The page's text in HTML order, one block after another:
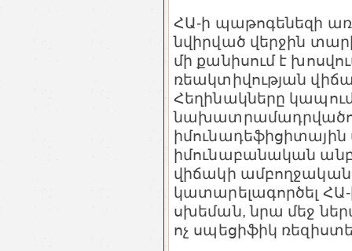
ՀԱ-ի պաթոգենեզի
նվիրված վերջին
մի քանիսում է
ռեակտիվության
Հեղինակները
իմունաբանական
վիճակի ամբողջական
կատարելագործել
սխեման, նրա մեջ
ոչ սպեցիֆիկ